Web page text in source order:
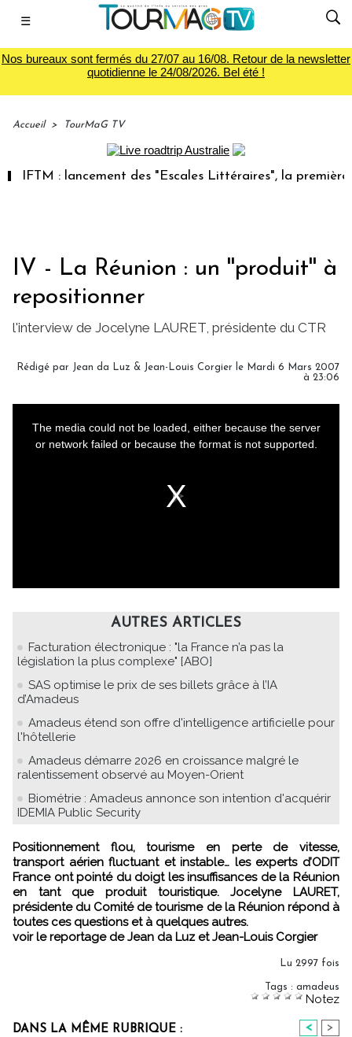
☰
Nos bureaux sont fermés du 27/07 au 16/08. Retour de la newsletter
quotidienne le 24/08/2026. Bel été !
Accueil > TourMaG TV
IFTM : lancement des "Escales Littéraires", la première
IV - La Réunion : un ''produit'' à
repositionner
l'interview de Jocelyne LAURET, présidente du CTR
Rédigé par Jean da Luz & Jean-Louis Corgier le Mardi 6 Mars 2007
à 23:06
AUTRES ARTICLES
Facturation électronique : "la France n’a pas la
législation la plus complexe" [ABO]
SAS optimise le prix de ses billets grâce à l’IA
d’Amadeus
Amadeus étend son offre d'intelligence artificielle pour
l'hôtellerie
Amadeus démarre 2026 en croissance malgré le
ralentissement observé au Moyen-Orient
Biométrie : Amadeus annonce son intention d'acquérir
IDEMIA Public Security
Positionnement flou, tourisme en perte de vitesse,
transport aérien fluctuant et instable… les experts d’ODIT
France ont pointé du doigt les insuffisances de la Réunion
en tant que produit touristique. Jocelyne LAURET,
présidente du Comité de tourisme de la Réunion répond à
toutes ces questions et à quelques autres.
voir le reportage de Jean da Luz et Jean-Louis Corgier
Lu 2997 fois
Tags : amadeus
Notez
DANS LA MÊME RUBRIQUE : < >